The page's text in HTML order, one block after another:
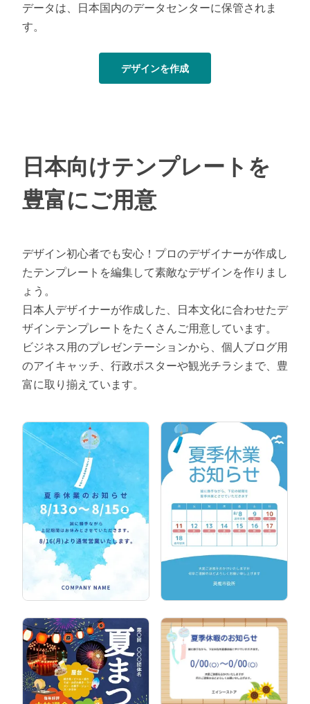
データは、日本国内のデータセンターに保管されま
す。
デザインを作成
日本向けテンプレートを
豊富にご用意
デザイン初心者でも安心！プロのデザイナーが作成し
たテンプレートを編集して素敵なデザインを作りまし
ょう。
日本人デザイナーが作成した、日本文化に合わせたデ
ザインテンプレートをたくさんご用意しています。
ビジネス用のプレゼンテーションから、個人ブログ用
のアイキャッチ、行政ポスターや観光チラシまで、豊
富に取り揃えています。